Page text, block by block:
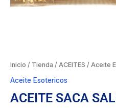
Inicio / Tienda / ACEITES / Aceite
Aceite Esotericos
ACEITE SACA